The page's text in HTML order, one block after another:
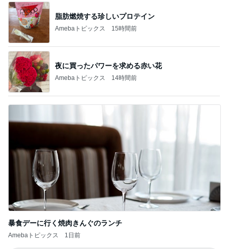
脂肪燃焼する珍しいプロテイン
Amebaトピックス 15時間前
夜に買ったパワーを求める赤い花
Amebaトピックス 14時間前
暴食デーに行く焼肉きんぐのランチ
Amebaトピックス 1日前